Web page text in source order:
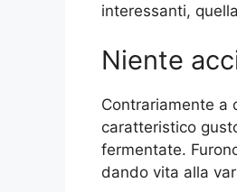
interessanti,
Niente
Contrariamente a
caratteristico
fermentate.
dando vita alla